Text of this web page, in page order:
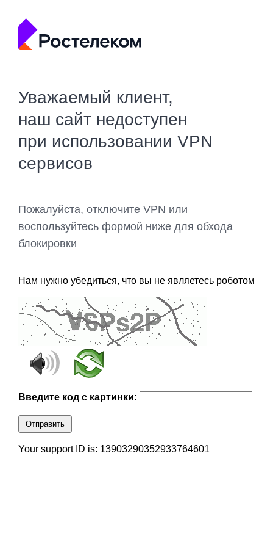
Уважаемый клиент,
наш сайт недоступен
при использовании VPN
сервисов
Пожалуйста, отключите VPN или
воспользуйтесь формой ниже для обхода
блокировки
Нам нужно убедиться, что вы не являетесь роботом
Введите код с картинки:
Отправить
Your support ID is: 13903290352933764601